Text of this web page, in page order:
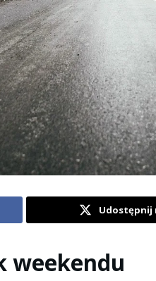
Udostępnij
weekendu